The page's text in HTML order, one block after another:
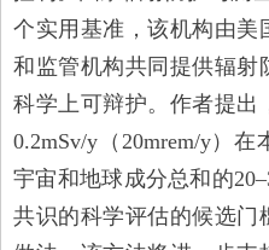
个实用基准，该机构由美
和监管机构共同提供辐射
科学上可辩护。作者提出
0.2mSv/y（20mrem/y）
宇宙和地球成分总和的
共识的科学评估的候选门